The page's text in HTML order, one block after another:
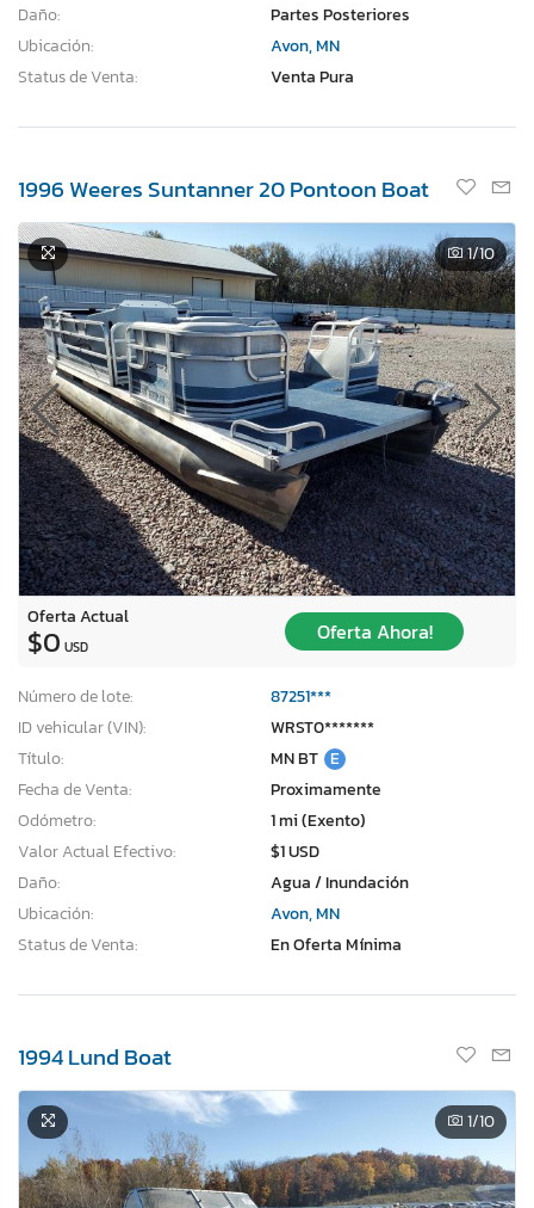
Daño:
Partes Posteriores
Ubicación:
Avon, MN
Status de Venta:
Venta Pura
1996 Weeres Suntanner 20 Pontoon Boat
1/10
Oferta Actual
$0 USD
Oferta Ahora!
Número de lote:
87251***
ID vehicular (VIN):
WRST0*******
Título:
MN BT E
Fecha de Venta:
Proximamente
Odómetro:
1 mi (Exento)
Valor Actual Efectivo:
$1 USD
Daño:
Agua / Inundación
Ubicación:
Avon, MN
Status de Venta:
En Oferta Mínima
1994 Lund Boat
1/10